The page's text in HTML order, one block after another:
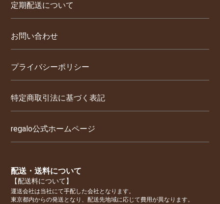
定期配送について
お問い合わせ
プライバシーポリシー
特定商取引法に基づく表記
regalo公式ホームページ
配送・送料について
【配送料について】
運送会社は当社にて手配した会社となります。
東京都内からの発送となり、配送先地域に応じて費用が異なります。